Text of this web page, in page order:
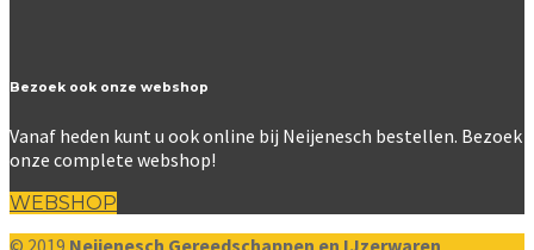
Bezoek ook onze webshop
Vanaf heden kunt u ook online bij Neijenesch bestellen. Bezoek
onze complete webshop!
WEBSHOP